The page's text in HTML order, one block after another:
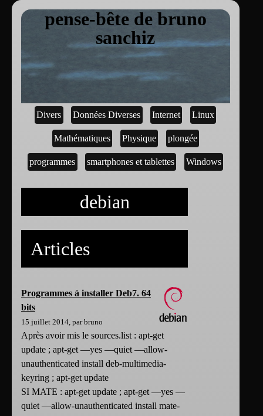
pense-bête de bruno
sanchiz
Divers Données Diverses Internet Linux
Mathématiques Physique plongée
programmes smartphones et tablettes Windows
debian
Articles
Programmes à installer Deb7. 64
bits
15 juillet 2014, par bruno
Après avoir mis le sources.list : apt-get
update ; apt-get —yes —quiet —allow-
unauthenticated install deb-multimedia-
keyring ; apt-get update
SI MATE : apt-get update ; apt-get —yes —
quiet —allow-unauthenticated install mate-